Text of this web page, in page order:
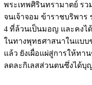
หน้าที่จัดเตรียมเครื่องถวา
พระเทพศิรินทรามาตย์ ร
จนเจ้าจอม ข้าราชบริพาร
4 ที่ล้วนเป็นมอญ และคงไ
ในทางพุทธศาสนาในแบ
แล้ว ยังเผื่อแผ่สู่การให้ทา